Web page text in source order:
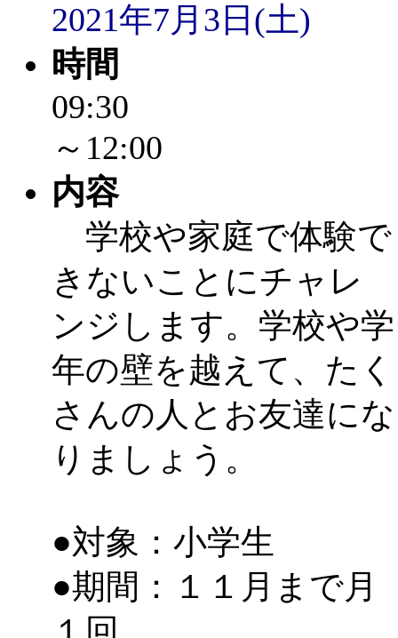
「まだまだ暑い！コ
レクリエーション
ットせよ！
「皆鶴姫のこびる塾
～」 受付期間：～
「子育て交流広場「
間：2026/08/10～
「赤ちゃん交流広場
間：2026/08/10～
「 みなづる号乗車体
「堂島地区歴史ウオ
す」 受付期間：～
2021年7月3日(土)
時間
09:30
～12:00
内容
学校や家庭で体験で
きないことにチャレ
ンジします。学校や学
年の壁を越えて、たく
さんの人とお友達にな
りましょう。
●対象：小学生
●期間：１１月まで月